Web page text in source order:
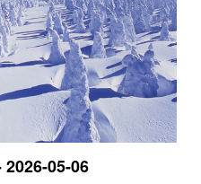
2026-05-06